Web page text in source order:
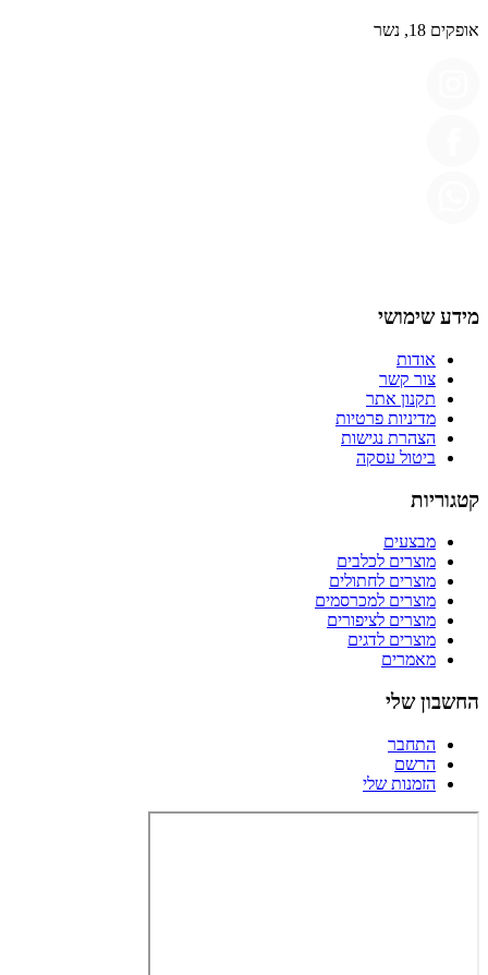
אופקים 18, נשר
מידע שימושי
אודות
צור קשר
תקנון אתר
מדיניות פרטיות
הצהרת נגישות
ביטול עסקה
קטגוריות
מבצעים
מוצרים לכלבים
מוצרים לחתולים
מוצרים למכרסמים
מוצרים לציפורים
מוצרים לדגים
מאמרים
החשבון שלי
התחבר
הרשם
הזמנות שלי